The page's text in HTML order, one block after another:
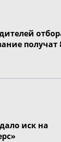
получат
иск на